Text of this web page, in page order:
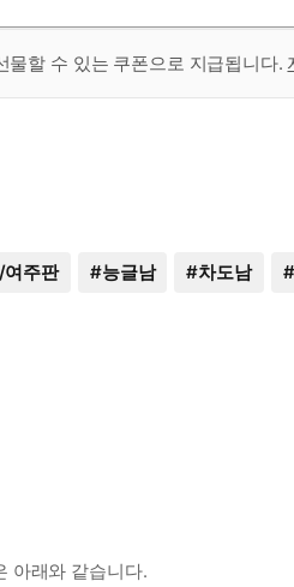
할 수 있는 쿠폰으로 지급됩니다.
여주판 #능글남 #차도남 #
아래와 같습니다.